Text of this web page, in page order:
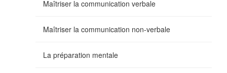
Maîtriser la communication verbale
Maîtriser la communication non-verbale
La préparation mentale